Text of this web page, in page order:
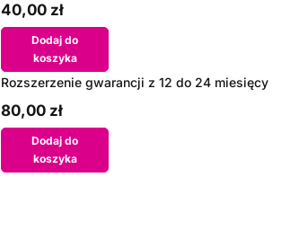
40,00 zł
Dodaj do
koszyka
Rozszerzenie gwarancji z 12 do 24 miesięcy
80,00 zł
Dodaj do
koszyka